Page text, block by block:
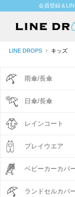
会員登録＆
LINE DROPS キッズ
雨傘/長傘
日傘/長傘
レインコート
プレイウエア
ベビーカーカバ
ランドセルカバ